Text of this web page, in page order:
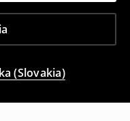
(Slovakia)